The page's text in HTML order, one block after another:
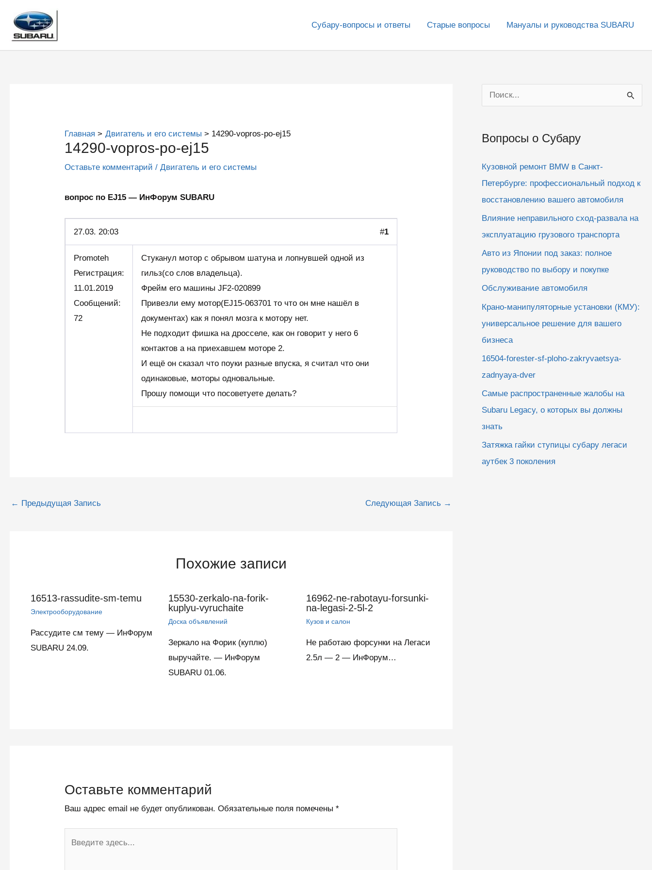
содержимому
Субару-вопросы и ответы Старые вопросы Мануалы и руководства SUBARU
Главная Двигатель и его системы 14290-vopros-po-ej15
14290-vopros-po-ej15
Оставьте комментарий /Двигатель и его системы
вопрос по EJ15 — ИнФорум SUBARU
27.03. 20:03 #1
Promoteh
Регистрация:
11.01.2019
Сообщений:
72
Стуканул мотор с обрывом шатуна и лопнувшей одной из
гильз(со слов владельца).
Фрейм его машины JF2-020899
Привезли ему мотор(EJ15-063701 то что он мне нашёл в
документах) как я понял мозга к мотору нет.
Не подходит фишка на дросселе, как он говорит у него 6
контактов а на приехавшем моторе 2.
И ещё он сказал что поуки разные впуска, я считал что они
одинаковые, моторы одновальные.
Прошу помощи что посоветуете делать?
Навигация
← Предыдущая Запись Следующая Запись →
Похожие записи
16513-rassudite-sm-temu
Электрооборудование
Рассудите см тему — ИнФорум
SUBARU 24.09.
15530-zerkalo-na-forik-
kuplyu-vyruchaite
Доска объявлений
Зеркало на Форик (куплю)
выручайте. — ИнФорум
SUBARU 01.06.
16962-ne-rabotayu-forsunki-
na-legasi-2-5l-2
Кузов и салон
Не работаю форсунки на Легаси
2.5л — 2 — ИнФорум…
Оставьте комментарий
Ваш адрес email не будет опубликован. Обязательные поля помечены*
о
с
Вопросы о Субару
Кузовной ремонт BMW в Санкт-
Петербурге: профессиональный подход к
восстановлению вашего автомобиля
Влияние неправильного сход-развала на
эксплуатацию грузового транспорта
Авто из Японии под заказ: полное
руководство по выбору и покупке
Обслуживание автомобиля
Крано-манипуляторные установки (КМУ):
универсальное решение для вашего
бизнеса
16504-forester-sf-ploho-zakryvaetsya-
zadnyaya-dver
Самые распространенные жалобы на
Subaru Legacy, о которых вы должны
знать
Затяжка гайки ступицы субару легаси
аутбек 3 поколения